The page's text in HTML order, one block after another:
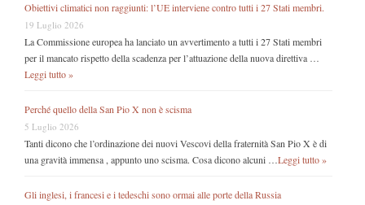
Obiettivi climatici non raggiunti: l’UE interviene contro tutti i 27 Stati membri.
19 Luglio 2026
La Commissione europea ha lanciato un avvertimento a tutti i 27 Stati membri
per il mancato rispetto della scadenza per l’attuazione della nuova direttiva …
Leggi tutto »
Perché quello della San Pio X non è scisma
5 Luglio 2026
Tanti dicono che l’ordinazione dei nuovi Vescovi della fraternità San Pio X è di
una gravità immensa , appunto uno scisma. Cosa dicono alcuni …Leggi tutto »
Gli inglesi, i francesi e i tedeschi sono ormai alle porte della Russia